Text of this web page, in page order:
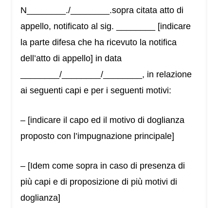
N________./________.sopra citata atto di
appello, notificato al sig. ________ [indicare
la parte difesa che ha ricevuto la notifica
dell’atto di appello] in data
________/________/________, in relazione
ai seguenti capi e per i seguenti motivi:
– [indicare il capo ed il motivo di doglianza
proposto con l’impugnazione principale]
– [Idem come sopra in caso di presenza di
più capi e di proposizione di più motivi di
doglianza]